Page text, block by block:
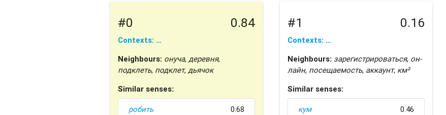
#0 0.84
Contexts: …
Neighbours: онуча, деревня,
подклеть, подклет, дьячок
Similar senses:
робить 0.68
#1 0.16
Contexts: …
Neighbours: зарегистрироваться, он-
лайн, посещаемость, аккаунт, км²
Similar senses:
кум 0.46